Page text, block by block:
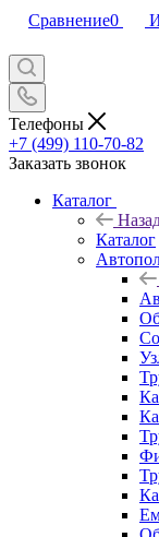
Сравнение0
Телефоны
+7 (499) 110-70-82
Заказать звонок
Каталог
Каталог